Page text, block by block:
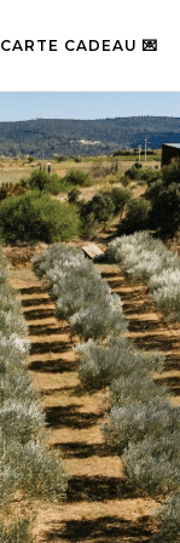
CARTE CADEAU 💌